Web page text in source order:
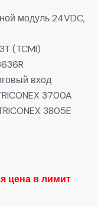
модуль 24VDC,
(TCMI)
вход
3700A
3805E
цена в лимит